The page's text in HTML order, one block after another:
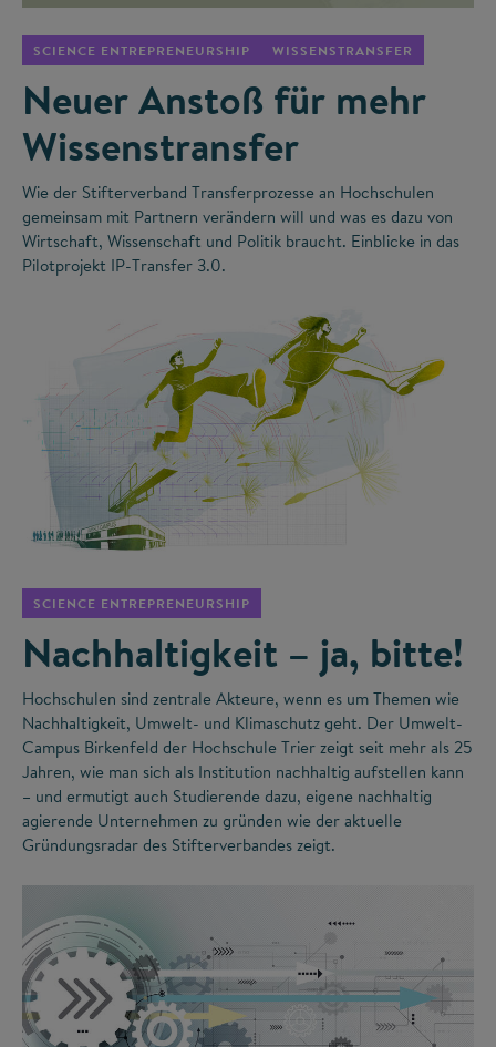
SCIENCE ENTREPRENEURSHIP WISSENSTRANSFER
Neuer Anstoß für mehr
Wissenstransfer
Wie der Stifterverband Transferprozesse an Hochschulen
gemeinsam mit Partnern verändern will und was es dazu von
Wirtschaft, Wissenschaft und Politik braucht. Einblicke in das
Pilotprojekt IP-Transfer 3.0.
SCIENCE ENTREPRENEURSHIP
Nachhaltigkeit – ja, bitte!
Hochschulen sind zentrale Akteure, wenn es um Themen wie
Nachhaltigkeit, Umwelt- und Klimaschutz geht. Der Umwelt-
Campus Birkenfeld der Hochschule Trier zeigt seit mehr als 25
Jahren, wie man sich als Institution nachhaltig aufstellen kann
– und ermutigt auch Studierende dazu, eigene nachhaltig
agierende Unternehmen zu gründen wie der aktuelle
Gründungsradar des Stifterverbandes zeigt.